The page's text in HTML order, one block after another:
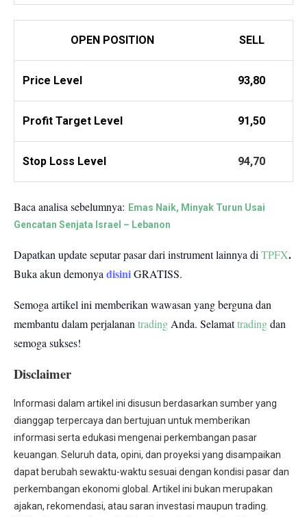
OPEN POSITION SELL
Price Level 93,80
Profit Target Level 91,50
Stop Loss Level 94,70
Baca analisa sebelumnya: Emas Naik, Minyak Turun Usai
Gencatan Senjata Israel – Lebanon
Dapatkan update seputar pasar dari instrument lainnya diTPFX.
Buka akun demonyadisiniGRATISS.
Semoga artikel ini memberikan wawasan yang berguna dan
membantu dalam perjalanantradingAnda. Selamattradingdan
semoga sukses!
Disclaimer
Informasi dalam artikel ini disusun berdasarkan sumber yang
dianggap terpercaya dan bertujuan untuk memberikan
informasi serta edukasi mengenai perkembangan pasar
keuangan. Seluruh data, opini, dan proyeksi yang disampaikan
dapat berubah sewaktu-waktu sesuai dengan kondisi pasar dan
perkembangan ekonomi global. Artikel ini bukan merupakan
ajakan, rekomendasi, atau saran investasi maupun trading.